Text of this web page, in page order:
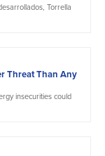
Torrella
Threat Than Any
insecurities could